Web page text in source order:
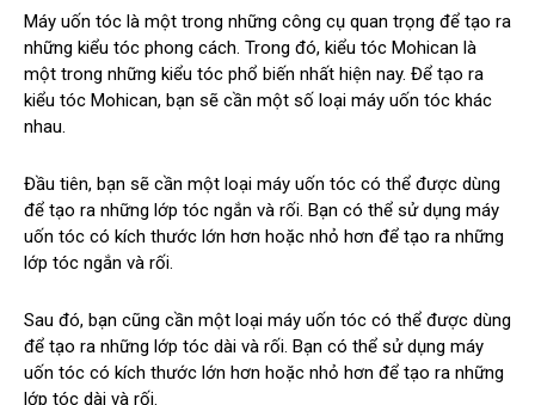
Máy uốn tóc là một trong những công cụ quan trọng để tạo ra
những kiểu tóc phong cách. Trong đó, kiểu tóc Mohican là
một trong những kiểu tóc phổ biến nhất hiện nay. Để tạo ra
kiểu tóc Mohican, bạn sẽ cần một số loại máy uốn tóc khác
nhau.
Đầu tiên, bạn sẽ cần một loại máy uốn tóc có thể được dùng
để tạo ra những lớp tóc ngắn và rối. Bạn có thể sử dụng máy
uốn tóc có kích thước lớn hơn hoặc nhỏ hơn để tạo ra những
lớp tóc ngắn và rối.
Sau đó, bạn cũng cần một loại máy uốn tóc có thể được dùng
để tạo ra những lớp tóc dài và rối. Bạn có thể sử dụng máy
uốn tóc có kích thước lớn hơn hoặc nhỏ hơn để tạo ra những
lớp tóc dài và rối.